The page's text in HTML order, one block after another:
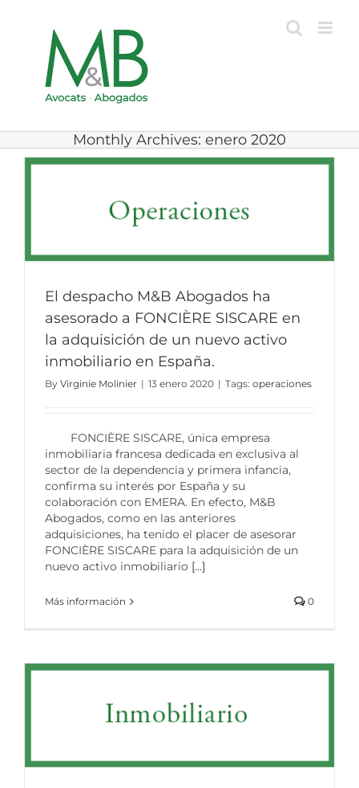
Monthly Archives: enero 2020
El despacho M&B Abogados ha
asesorado a FONCIÈRE SISCARE en
la adquisición de un nuevo activo
inmobiliario en España.
By Virginie Molinier | 13 enero 2020 | Tags: operaciones
FONCIÈRE SISCARE, única empresa
inmobiliaria francesa dedicada en exclusiva al
sector de la dependencia y primera infancia,
confirma su interés por España y su
colaboración con EMERA. En efecto, M&B
Abogados, como en las anteriores
adquisiciones, ha tenido el placer de asesorar
FONCIÈRE SISCARE para la adquisición de un
nuevo activo inmobiliario [...]
Más información 0